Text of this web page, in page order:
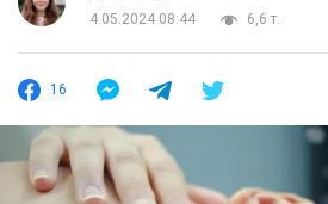
4.05.2024 08:44
6,6 т.
16